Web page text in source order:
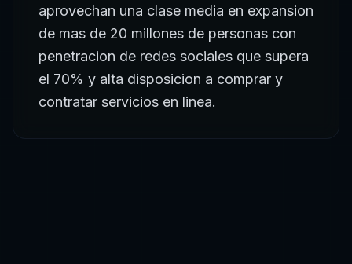
aprovechan una clase media en expansion
de mas de 20 millones de personas con
penetracion de redes sociales que supera
el 70% y alta disposicion a comprar y
contratar servicios en linea.